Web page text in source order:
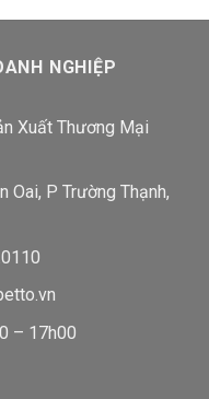
NGHIỆP
Xuất Thương Mại
Oai, P Trường Thạnh,
– 17h00